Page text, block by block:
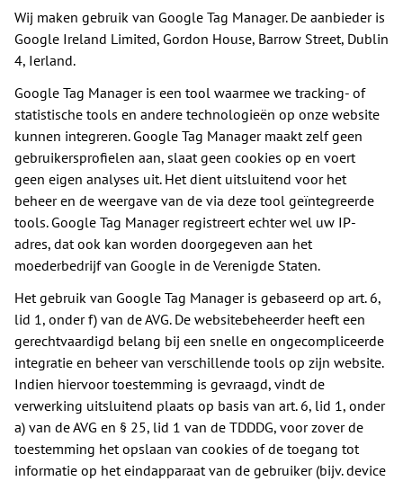
Wij maken gebruik van Google Tag Manager. De aanbieder is
Google Ireland Limited, Gordon House, Barrow Street, Dublin
4, Ierland.
Google Tag Manager is een tool waarmee we tracking- of
statistische tools en andere technologieën op onze website
kunnen integreren. Google Tag Manager maakt zelf geen
gebruikersprofielen aan, slaat geen cookies op en voert
geen eigen analyses uit. Het dient uitsluitend voor het
beheer en de weergave van de via deze tool geïntegreerde
tools. Google Tag Manager registreert echter wel uw IP-
adres, dat ook kan worden doorgegeven aan het
moederbedrijf van Google in de Verenigde Staten.
Het gebruik van Google Tag Manager is gebaseerd op art. 6,
lid 1, onder f) van de AVG. De websitebeheerder heeft een
gerechtvaardigd belang bij een snelle en ongecompliceerde
integratie en beheer van verschillende tools op zijn website.
Indien hiervoor toestemming is gevraagd, vindt de
verwerking uitsluitend plaats op basis van art. 6, lid 1, onder
a) van de AVG en § 25, lid 1 van de TDDDG, voor zover de
toestemming het opslaan van cookies of de toegang tot
informatie op het eindapparaat van de gebruiker (bijv. device